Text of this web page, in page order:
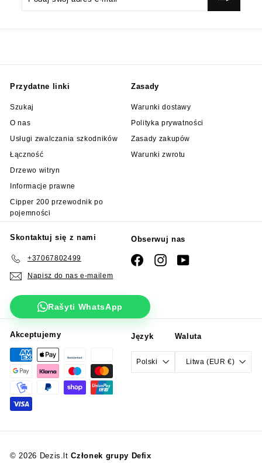
e-
Przydatne linki
Szukaj
O nas
Usługi zwalczania szkodników
Łączność
Drzewo witryn
Informacje prawne
Cipper 200 przewodnik po
pojemności
Zasady
Warunki dostawy
Polityka prywatności
Zasady zakupów
Warunki zwrotu
Skontaktuj się z nami
+37067802499
Napisz do nas e-mailem
Obserwuj nas
FacebookInstagramYouTube
Rašyti WhatsApp
Akceptujemy Język
Polski
Waluta
Litwa (EUR €)
© 2026 Dezis.ltCzłonek grupy Defix